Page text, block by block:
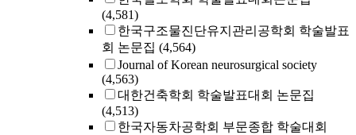
(4,581)
한국구조물진단유지관리공학회 학술발표
회 논문집 (4,564)
Journal of Korean neurosurgical society
(4,563)
대한건축학회 학술발표대회 논문집
(4,513)
한국자동차공학회 부문종합 학술대회